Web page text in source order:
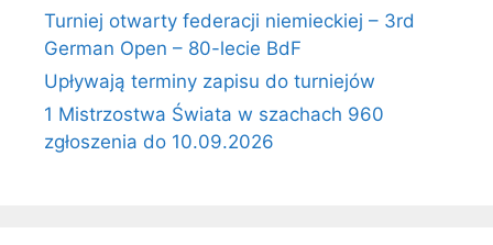
Turniej otwarty federacji niemieckiej – 3rd
German Open – 80-lecie BdF
Upływają terminy zapisu do turniejów
1 Mistrzostwa Świata w szachach 960
zgłoszenia do 10.09.2026